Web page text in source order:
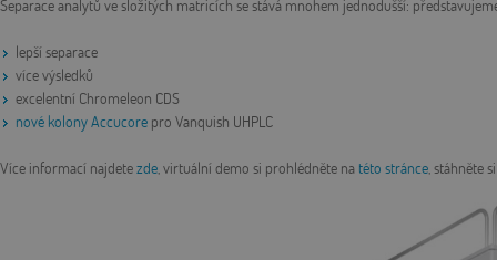
Separace analytů ve složitých matricích se stává mnohem jednodušší:
lepší separace
více výsledků
excelentní Chromeleon CDS
nové kolony Accucore pro Vanquish UHPLC
Více informací najdetezde , virtuální demo si prohlédněte na této stránce , stáhněte